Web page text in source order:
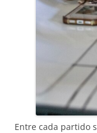
Entre cada partido